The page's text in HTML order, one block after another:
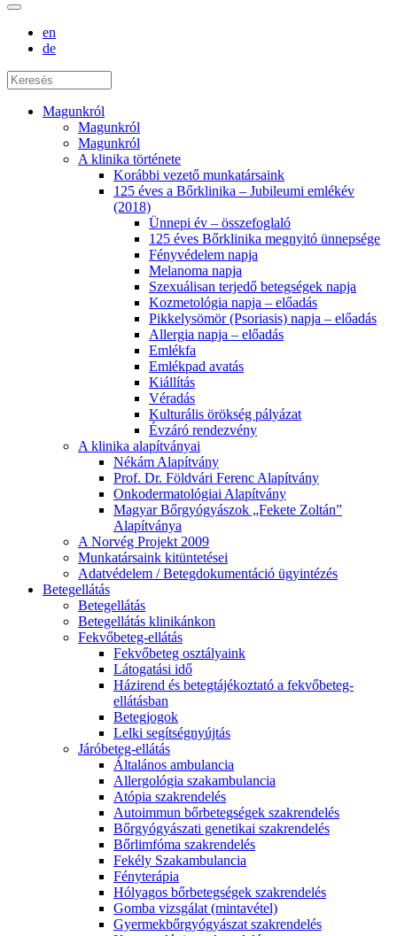
en
de
Magunkról
Magunkról
Magunkról
A klinika története
Korábbi vezető munkatársaink
125 éves a Bőrklinika – Jubileumi emlékév
(2018)
Ünnepi év – összefoglaló
125 éves Bőrklinika megnyitó ünnepsége
Fényvédelem napja
Melanoma napja
Szexuálisan terjedő betegségek napja
Kozmetológia napja – előadás
Pikkelysömör (Psoriasis) napja – előadás
Allergia napja – előadás
Emlékfa
Emlékpad avatás
Kiállítás
Véradás
Kulturális örökség pályázat
Évzáró rendezvény
A klinika alapítványai
Nékám Alapítvány
Prof. Dr. Földvári Ferenc Alapítvány
Onkodermatológiai Alapítvány
Magyar Bőrgyógyászok „Fekete Zoltán”
Alapítványa
A Norvég Projekt 2009
Munkatársaink kitüntetései
Adatvédelem / Betegdokumentáció ügyintézés
Betegellátás
Betegellátás
Betegellátás klinikánkon
Fekvőbeteg-ellátás
Fekvőbeteg osztályaink
Látogatási idő
Házirend és betegtájékoztató a fekvőbeteg-
ellátásban
Betegjogok
Lelki segítségnyújtás
Járóbeteg-ellátás
Általános ambulancia
Allergológia szakambulancia
Atópia szakrendelés
Autoimmun bőrbetegségek szakrendelés
Bőrgyógyászati genetikai szakrendelés
Bőrlimfóma szakrendelés
Fekély Szakambulancia
Fényterápia
Hólyagos bőrbetegségek szakrendelés
Gomba vizsgálat (mintavétel)
Gyermekbőrgyógyászat szakrendelés